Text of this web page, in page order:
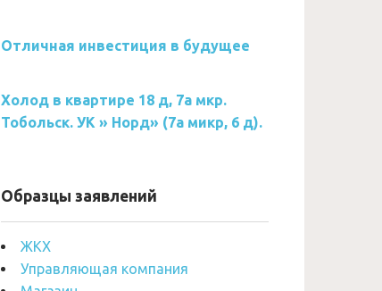
Отличная инвестиция в будущее
Холод в квартире 18 д, 7а мкр.
Тобольск. УК » Норд» (7а микр, 6 д).
Образцы заявлений
ЖКХ
Управляющая компания